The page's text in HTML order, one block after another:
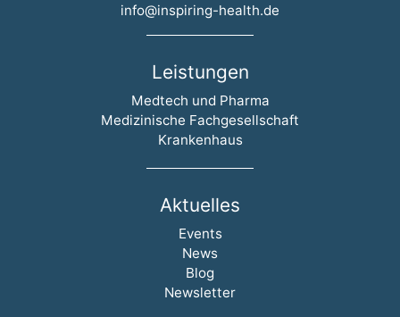
info@inspiring-health.de
Leistungen
Navigation überspringen
Medtech und Pharma
Medizinische Fachgesellschaft
Krankenhaus
Aktuelles
Navigation überspringen
Events
News
Blog
Newsletter